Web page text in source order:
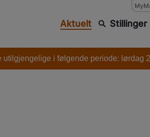
Aktuelt Stillinger
i følgende periode: lørdag